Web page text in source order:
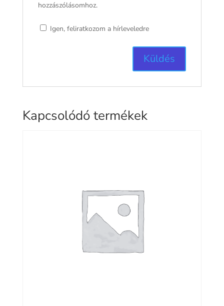
hozzászólásomhoz.
Igen, feliratkozom a hírleveledre
Kapcsolódó termékek